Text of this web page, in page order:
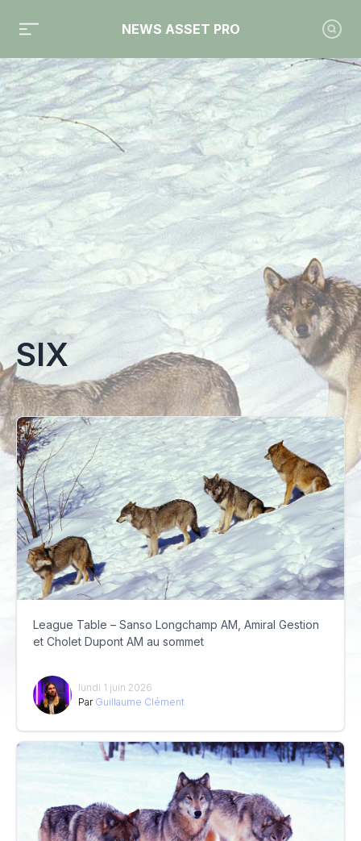
NEWS ASSET PRO
Toute l'actualité sur le tag "SIX"
SIX
League Table – Sanso Longchamp AM, Amiral Gestion
et Cholet Dupont AM au sommet
lundi 1 juin 2026
Par Guillaume Clément